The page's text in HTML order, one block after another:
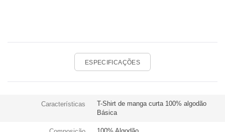
ESPECIFICAÇÕES
Características
T-Shirt de manga curta 100% algodão
Básica